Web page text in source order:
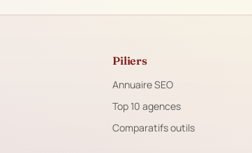
Piliers
Annuaire SEO
Top 10 agences
Comparatifs outils